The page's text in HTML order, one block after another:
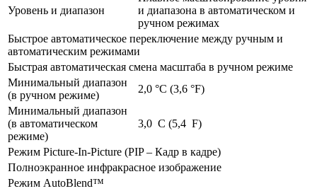
Уровень и диапазон
и диапазона в автоматическом и
ручном режимах
Быстрое автоматическое переключение между ручным и
автоматическим режимами
Быстрая автоматическая смена масштаба в ручном режиме
Минимальный диапазон
(в ручном режиме)
2,0 °C (3,6 °F)
Минимальный диапазон
(в автоматическом
режиме)
3,0 C (5,4 F)
Режим Picture-In-Picture (PIP – Кадр в кадре)
Полноэкранное инфракрасное изображение
Режим AutoBlend™